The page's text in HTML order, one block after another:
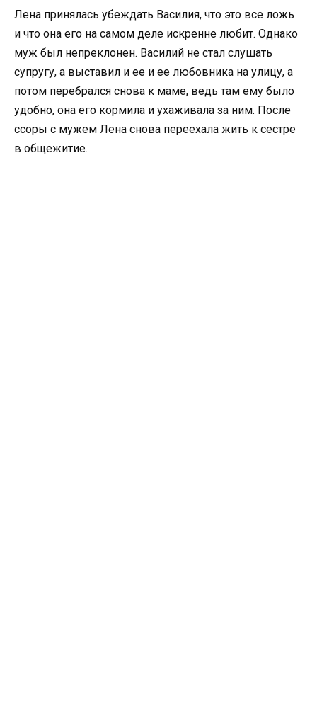
Лена принялась убеждать Василия, что это все ложь
и что она его на самом деле искренне любит. Однако
муж был непреклонен. Василий не стал слушать
супругу, а выставил и ее и ее любовника на улицу, а
потом перебрался снова к маме, ведь там ему было
удобно, она его кормила и ухаживала за ним. После
ссоры с мужем Лена снова переехала жить к сестре
в общежитие.